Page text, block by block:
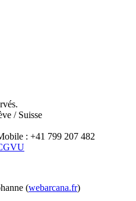
X
/ Suisse
: +41 799 207 482
(webarcana.fr)